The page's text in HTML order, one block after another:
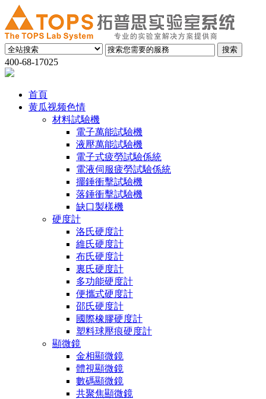
400-68-17025
首頁
黄瓜视频色情
材料試驗機
電子萬能試驗機
液壓萬能試驗機
電子式疲勞試驗係統
電液伺服疲勞試驗係統
擺錘衝擊試驗機
落錘衝擊試驗機
缺口製樣機
硬度計
洛氏硬度計
維氏硬度計
布氏硬度計
裏氏硬度計
多功能硬度計
便攜式硬度計
邵氏硬度計
國際橡膠硬度計
塑料球壓痕硬度計
顯微鏡
金相顯微鏡
體視顯微鏡
數碼顯微鏡
共聚焦顯微鏡